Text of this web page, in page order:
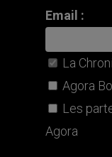
Email :
La
Agora
Les
Agora